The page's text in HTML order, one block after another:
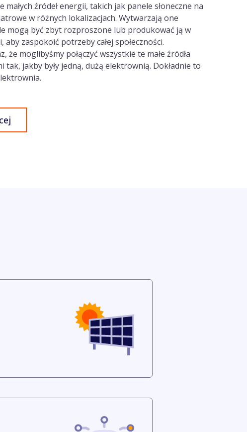
małych źródeł energii, takich jak panele słoneczne na
w różnych lokalizacjach. Wytwarzają one
mogą być zbyt rozproszone lub produkować ją w
aby zaspokoić potrzeby całej społeczności.
że moglibyśmy połączyć wszystkie te małe źródła
tak, jakby były jedną, dużą elektrownią. Dokładnie to